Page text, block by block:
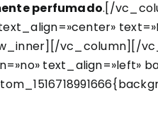
perfumado.[/
vc_column][/